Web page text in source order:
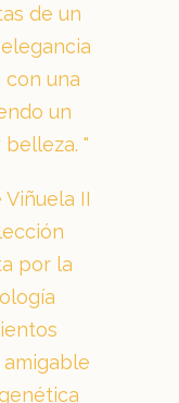
de un
con una
un
belleza.
II
por la